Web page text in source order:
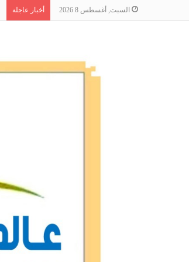
السبت, أغسطس 8 2026 أخبار عاجلة